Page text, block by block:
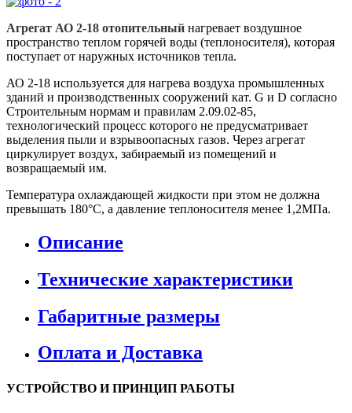
Агрегат АО 2-18 отопительный нагревает воздушное
пространство теплом горячей воды (теплоносителя), которая
поступает от наружных источников тепла.
АО 2-18 используется для нагрева воздуха промышленных
зданий и производственных сооружений кат. G и D согласно
Строительным нормам и правилам 2.09.02-85,
технологический процесс которого не предусматривает
выделения пыли и взрывоопасных газов. Через агрегат
циркулирует воздух, забираемый из помещений и
возвращаемый им.
Температура охлаждающей жидкости при этом не должна
превышать 180°С, а давление теплоносителя менее 1,2МПа.
Описание
Технические характеристики
Габаритные размеры
Оплата и Доставка
УСТРОЙСТВО И ПРИНЦИП РАБОТЫ